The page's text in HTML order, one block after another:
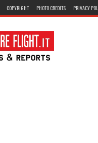
COPYRIGHT PHOTO CREDITS PRIVACY